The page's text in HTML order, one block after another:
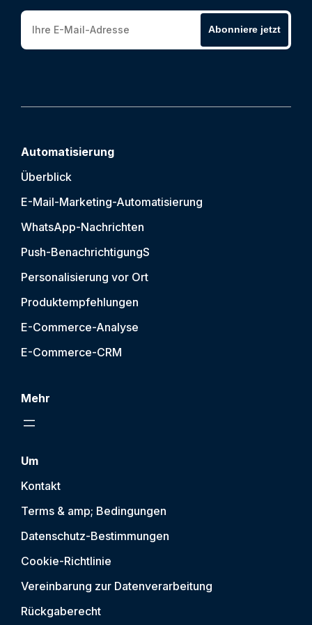
Abonniere jetzt
Automatisierung
Überblick
E-Mail-Marketing-Automatisierung
WhatsApp-Nachrichten
Push-BenachrichtigungS
Personalisierung vor Ort
Produktempfehlungen
E-Commerce-Analyse
E-Commerce-CRM
Mehr
Um
Kontakt
Terms & amp; Bedingungen
Datenschutz-Bestimmungen
Cookie-Richtlinie
Vereinbarung zur Datenverarbeitung
Rückgaberecht